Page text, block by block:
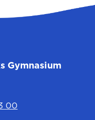
Gymnasium
00